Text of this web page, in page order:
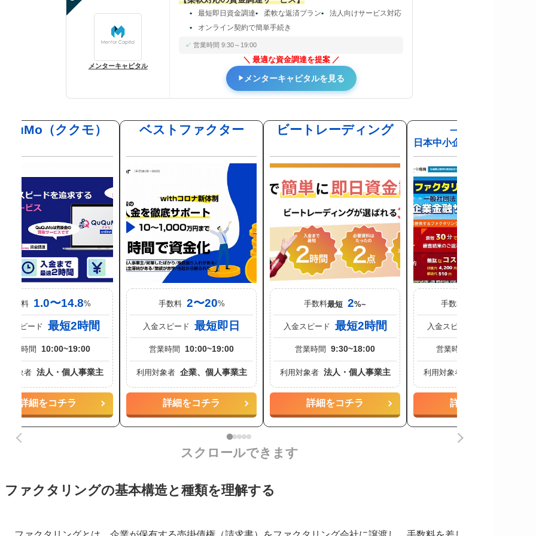
メンターキャピタル
最短即日資金調達 柔軟な返済プラン
法人向けサービス対応
オンライン契約で簡単手続き
営業時間 9:30～19:00
最適な資金調達を提案
メンターキャピタルを見る
（ククモ）
手数料 1.0〜14.8%
入金スピード 最短2時間
営業時間 10:00~19:00
用対象者 法人・個人事業主
詳細をコチラ
ベストファクター
手数料 2〜20%
入金スピード 最短即日
営業時間 10:00~19:00
利用対象者 企業、個人事業主
詳細をコチラ
ビートレーディング
手数料最短 2%~
入金スピード 最短2時間
営業時間 9:30~18:00
利用対象者 法人・個人事業主
詳細をコチラ
一般社団法人
日本中小企業金融サポート
手数料
入金スピード
営業時間
利用対象者
詳細をコチラ
スクロールできます
ファクタリングの基本構造と種類を理解する